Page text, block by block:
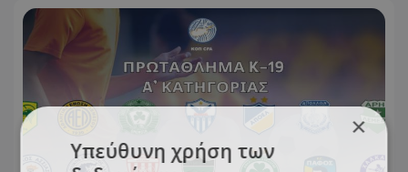
×
Υπεύθυνη χρήση των